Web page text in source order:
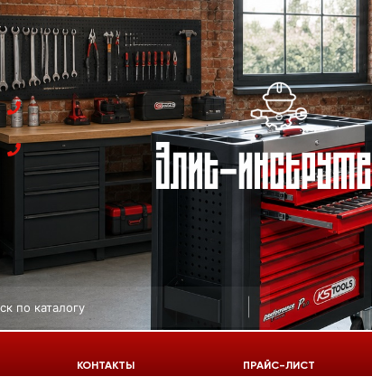
КОНТАКТЫ ПРАЙС-ЛИСТ